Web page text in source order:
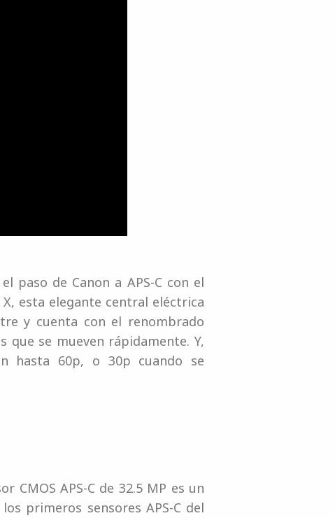
paso de Canon a APS-C con el
esta elegante central eléctrica
y cuenta con el renombrado
se mueven rápidamente. Y,
hasta 60p, o 30p cuando se
APS-C de 32.5 MP es un
primeros sensores APS-C del